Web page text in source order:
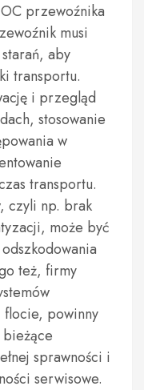
przewoźnika
musi
aby
transportu.
i przegląd
stosowanie
w
transportu.
czyli np. brak
może być
też, firmy
flocie, powinny
sprawności i
serwisowe.